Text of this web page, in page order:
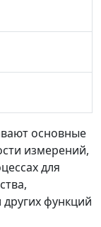
основные
измерений,
для
функций